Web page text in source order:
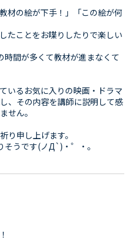
材の絵が下手！」「この絵が何
たことをお喋りしたりで楽しい
間が多くて教材が進まなくて
いるお気に入りの映画・ドラマ
、その内容を講師に説明して感
せん。
り申し上げます。
そうです(ノД`)・゜・。